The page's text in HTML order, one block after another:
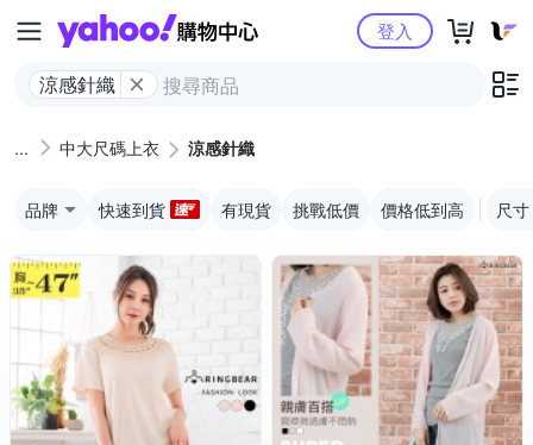
Yahoo購物中心
涼感針織
登入
中大尺碼上衣 涼感針織
品牌 快速到貨 有現貨 挑戰低價 價格低到高 尺寸